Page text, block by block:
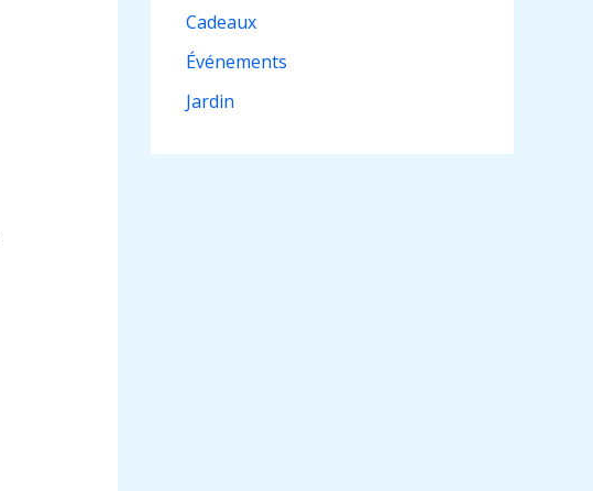
Cadeaux
Événements
Jardin